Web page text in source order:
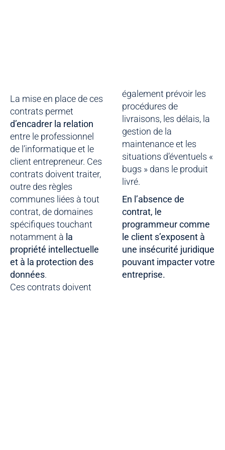
La mise en place de ces
contrats permet
d’encadrer la relation
entre le professionnel
de l’informatique et le
client entrepreneur. Ces
contrats doivent traiter,
outre des règles
communes liées à tout
contrat, de domaines
spécifiques touchant
notamment à la
propriété intellectuelle
et à la protection des
données.
Ces contrats doivent
également prévoir les
procédures de
livraisons, les délais, la
gestion de la
maintenance et les
situations d’éventuels «
bugs » dans le produit
livré.
En l’absence de
contrat, le
programmeur comme
le client s’exposent à
une insécurité juridique
pouvant impacter votre
entreprise.